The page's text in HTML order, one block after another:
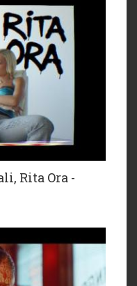
Rita Ora -